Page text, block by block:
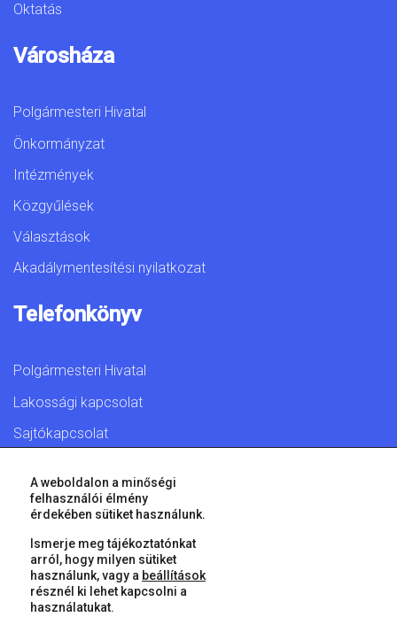
Oktatás
Városháza
Polgármesteri Hivatal
Önkormányzat
Intézmények
Közgyűlések
Választások
Akadálymentesítési nyilatkozat
Telefonkönyv
Polgármesteri Hivatal
Lakossági kapcsolat
Sajtókapcsolat
© 2026 Győr Megyei Jogú Város • Minden jog fenntartva!
A weboldalon a minőségi
felhasználói élmény
érdekében sütiket használunk.
Ismerje meg tájékoztatónkat
arról, hogy milyen sütiket
használunk, vagy a beállítások
résznél ki lehet kapcsolni a
használatukat.